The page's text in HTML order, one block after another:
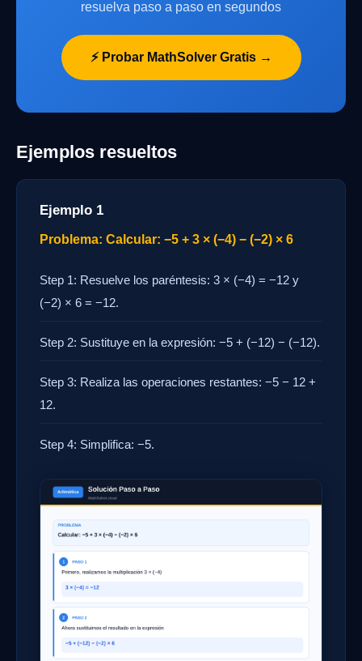
resuelva paso a paso en segundos
⚡ Probar MathSolver Gratis →
Ejemplos resueltos
Ejemplo 1
Problema: Calcular: −5 + 3 × (−4) − (−2) × 6
Step 1: Resuelve los paréntesis: 3 × (−4) = −12 y
(−2) × 6 = −12.
Step 2: Sustituye en la expresión: −5 + (−12) − (−12).
Step 3: Realiza las operaciones restantes: −5 − 12 +
12.
Step 4: Simplifica: −5.